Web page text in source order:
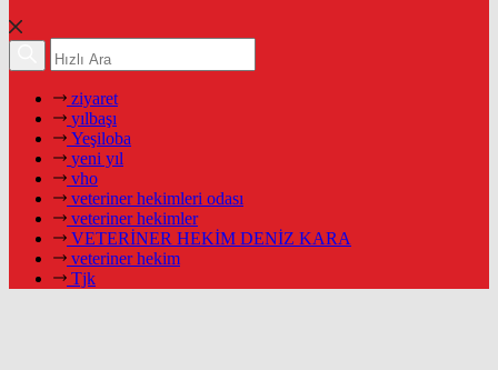
ziyaret
yılbaşı
Yeşiloba
yeni yıl
vho
veteriner hekimleri odası
veteriner hekimler
VETERİNER HEKİM DENİZ KARA
veteriner hekim
Tjk